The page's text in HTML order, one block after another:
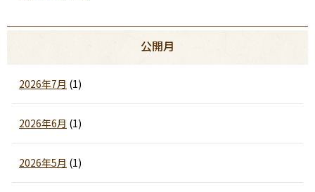
公開月
2026年7月 (1)
2026年6月 (1)
2026年5月 (1)